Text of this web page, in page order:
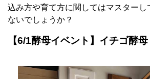
込み方や育て方に関してはマスターし
ないでしょうか？
【6/1酵母イベント】イチゴ酵母